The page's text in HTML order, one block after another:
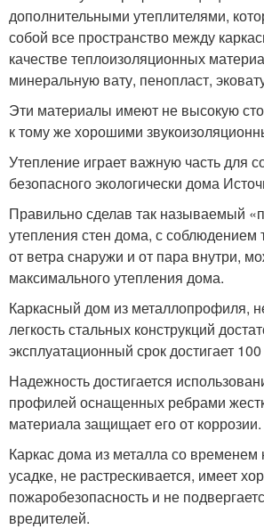
дополнительными утеплителями,
собой все пространство между
качестве теплоизоляционных
минеральную вату, пенопласт,
Эти материалы имеют не высокую
к тому же хорошими
Утепление играет важную часть для
безопасного экологически дома
Правильно сделав так называемый
утепления стен дома, с соблюдением
от ветра снаружи и от пара внутри,
максимального утепления дома.
Каркасный дом из металлопрофиля,
легкость стальных конструкций
эксплуатационный срок достигает 100
Надежность достигается
профилей оснащенных ребрами
материала защищает его от коррозии.
Каркас дома из металла со временем
усадке, не растрескивается, имеет
пожаробезопасность и не
вредителей.